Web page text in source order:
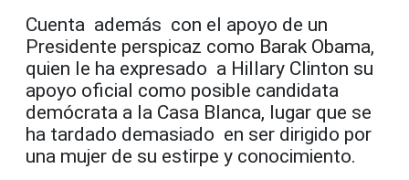
Cuenta además con el apoyo de un
Presidente perspicaz como Barak Obama,
quien le ha expresado a Hillary Clinton su
apoyo oficial como posible candidata
demócrata a la Casa Blanca, lugar que se
ha tardado demasiado en ser dirigido por
una mujer de su estirpe y conocimiento.